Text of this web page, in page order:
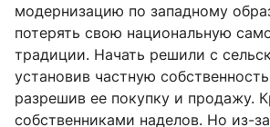
модернизацию по западному
потерять свою национальную
традиции. Начать решили с
установив частную
разрешив ее покупку и продажу.
собственниками наделов. Но из-